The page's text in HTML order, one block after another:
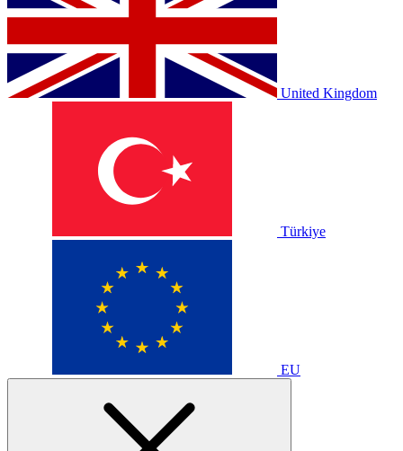
United Kingdom
Türkiye
EU